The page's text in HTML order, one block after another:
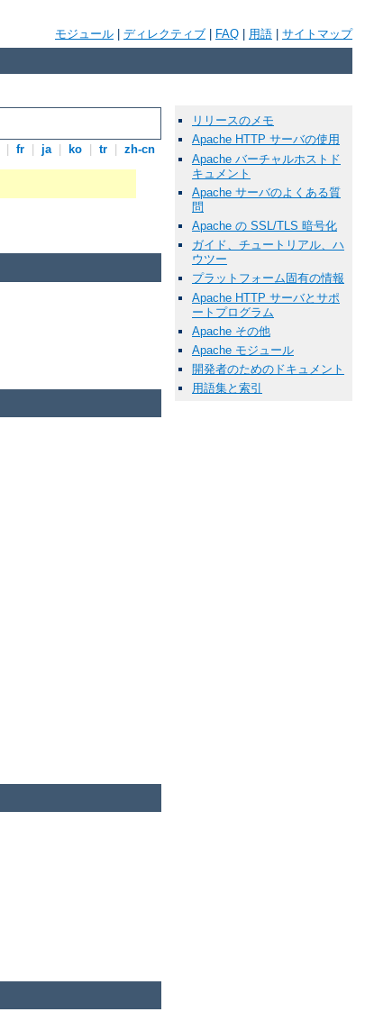
モジュール ディレクティブ FAQ 用語 サイトマップ
fr ja ko tr zh-cn
リリースのメモ
Apache HTTP サーバの使用
Apache バーチャルホストド
キュメント
Apache サーバのよくある質
問
Apache の SSL/TLS 暗号化
ガイド、チュートリアル、ハ
ウツー
プラットフォーム固有の情報
Apache HTTP サーバとサポ
ートプログラム
Apache その他
Apache モジュール
開発者のためのドキュメント
用語集と索引